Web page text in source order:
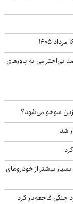
به باورهای
سوخو می‌شود؟
شد
بیشتر از خودروهای
جنگی فاجعه‌بار کرد